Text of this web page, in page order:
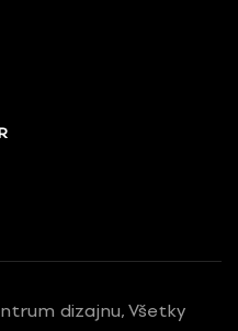
dizajnu, Všetky